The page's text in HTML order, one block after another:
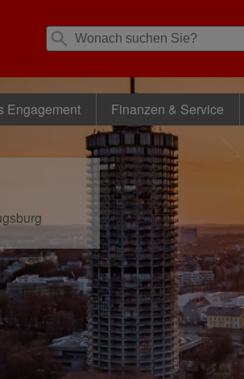
Engagement Finanzen & Service